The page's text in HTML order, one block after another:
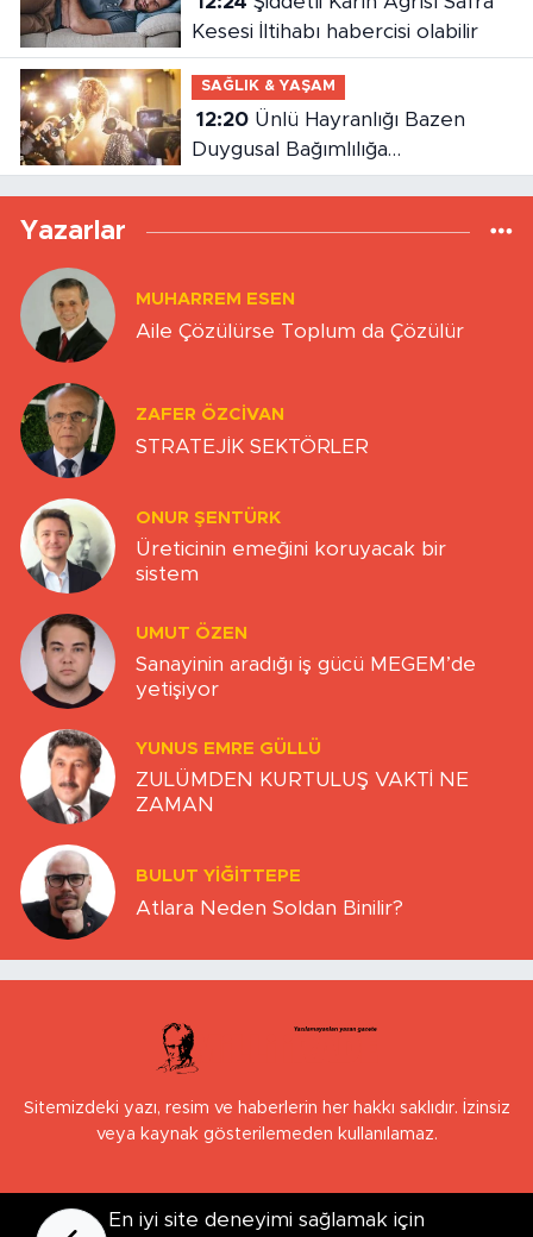
Kesesi İltihabı habercisi olabilir
SAĞLIK & YAŞAM
12:20Ünlü Hayranlığı Bazen
Duygusal Bağımlılığa
Dönüşebiliyor
Yazarlar
MUHARREM ESEN
Aile Çözülürse Toplum da Çözülür
ZAFER ÖZCIVAN
STRATEJİK SEKTÖRLER
ONUR ŞENTÜRK
Üreticinin emeğini koruyacak bir
sistem
UMUT ÖZEN
Sanayinin aradığı iş gücü MEGEM’de
yetişiyor
YUNUS EMRE GÜLLÜ
ZULÜMDEN KURTULUŞ VAKTİ NE
ZAMAN
BULUT YİĞİTTEPE
Atlara Neden Soldan Binilir?
Sitemizdeki yazı, resim ve haberlerin her hakkı saklıdır. İzinsiz
veya kaynak gösterilemeden kullanılamaz.
Uluönder Mahallesi, Aktüre Sokak No:37
En iyi site deneyimi sağlamak için